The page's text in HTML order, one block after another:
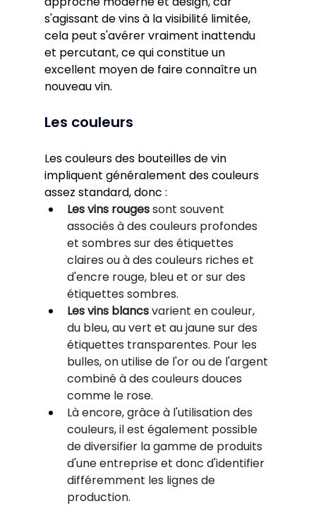
s'agissant de vins à la visibilité limitée,
cela peut s'avérer vraiment inattendu
et percutant, ce qui constitue un
excellent moyen de faire connaître un
nouveau vin.
Les couleurs
Les couleurs des bouteilles de vin
impliquent généralement des couleurs
assez standard, donc :
Les vins rougessont souvent
associés à des couleurs profondes
et sombres sur des étiquettes
claires ou à des couleurs riches et
d'encre rouge, bleu et or sur des
étiquettes sombres.
Les vins blancsvarient en couleur,
du bleu, au vert et au jaune sur des
étiquettes transparentes. Pour les
bulles, on utilise de l'or ou de l'argent
combiné à des couleurs douces
comme le rose.
Là encore, grâce à l'utilisation des
couleurs, il est également possible
de diversifier la gamme de produits
d'une entreprise et donc d'identifier
différemment les lignes de
production.